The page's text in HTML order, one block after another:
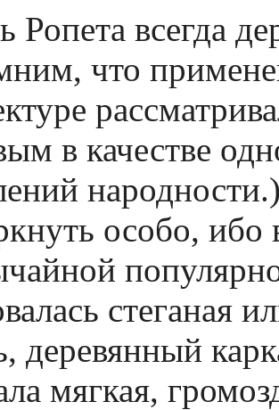
Ропета всегда
что
в качестве
особо, ибо
стеганая
деревянный
мягкая,